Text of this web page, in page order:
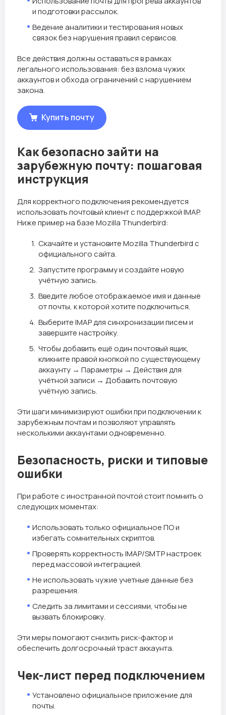
и подготовки рассылок.
Ведение аналитики и тестирования новых
связок без нарушения правил сервисов.
Все действия должны оставаться в рамках
легального использования: без взлома чужих
аккаунтов и обхода ограничений с нарушением
закона.
Купить почту
Как безопасно зайти на
зарубежную почту: пошаговая
инструкция
Для корректного подключения рекомендуется
использовать почтовый клиент с поддержкой IMAP.
Ниже пример на базе Mozilla Thunderbird:
Скачайте и установите Mozilla Thunderbird с
официального сайта.
Запустите программу и создайте новую
учётную запись.
Введите любое отображаемое имя и данные
от почты, к которой хотите подключиться.
Выберите IMAP для синхронизации писем и
завершите настройку.
Чтобы добавить ещё один почтовый ящик,
кликните правой кнопкой по существующему
аккаунту → Параметры → Действия для
учётной записи → Добавить почтовую
учётную запись.
Эти шаги минимизируют ошибки при подключении к
зарубежным почтам и позволяют управлять
несколькими аккаунтами одновременно.
Безопасность, риски и типовые
ошибки
При работе с иностранной почтой стоит помнить о
следующих моментах:
Использовать только официальное ПО и
избегать сомнительных скриптов.
Проверять корректность IMAP/SMTP настроек
перед массовой интеграцией.
Не использовать чужие учетные данные без
разрешения.
Следить за лимитами и сессиями, чтобы не
вызвать блокировку.
Эти меры помогают снизить риск-фактор и
обеспечить долгосрочный траст аккаунта.
Чек-лист перед подключением
Установлено официальное приложение для
почты.